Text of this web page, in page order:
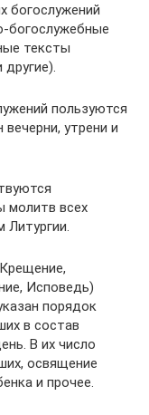
богослужений
богослужебные
тексты
пользуются
утрени и
молитв всех
Литургии.
Исповедь)
порядок
в состав
В их число
освящение
и прочее.